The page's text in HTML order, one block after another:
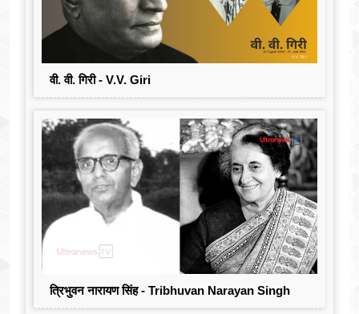
वी. वी. गिरी - V.V. Giri
त्रिभुवन नारायण सिंह - Tribhuvan Narayan Singh